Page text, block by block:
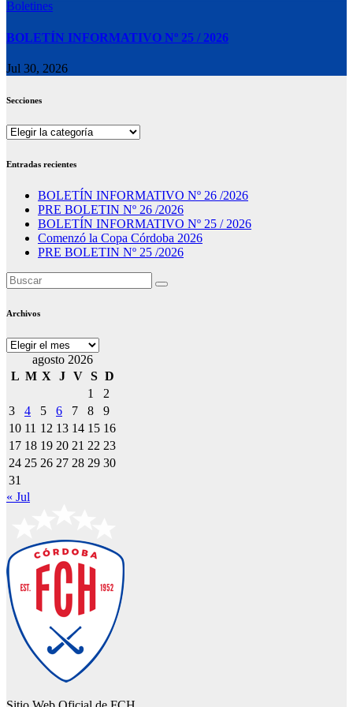
Boletines
BOLETÍN INFORMATIVO Nº 25 / 2026
Jul 30, 2026
Secciones
Secciones
Entradas recientes
BOLETÍN INFORMATIVO Nº 26 /2026
PRE BOLETIN Nº 26 /2026
BOLETÍN INFORMATIVO Nº 25 / 2026
Comenzó la Copa Córdoba 2026
PRE BOLETIN Nº 25 /2026
Archivos
Archivos
agosto 2026
L M X J V S D
1
2
3
4 5 6 7 8
9
10 11 12 13 14 15 16
17 18 19 20 21 22 23
24 25 26 27 28 29 30
31
« Jul